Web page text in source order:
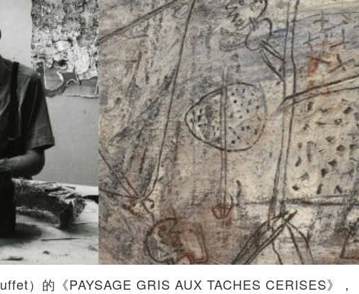
）的《PAYSAGE GRIS AUX TACHES CERISES》，